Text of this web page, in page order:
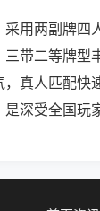
用两副牌
带二等牌
真人匹配快
深受全国玩